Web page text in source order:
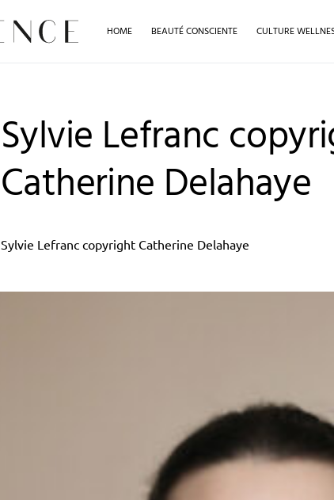
HOME BEAUTÉ CONSCIENTE CULTURE
Sylvie Lefranc
Catherine Delahaye
Sylvie Lefranc copyright Catherine Delahaye